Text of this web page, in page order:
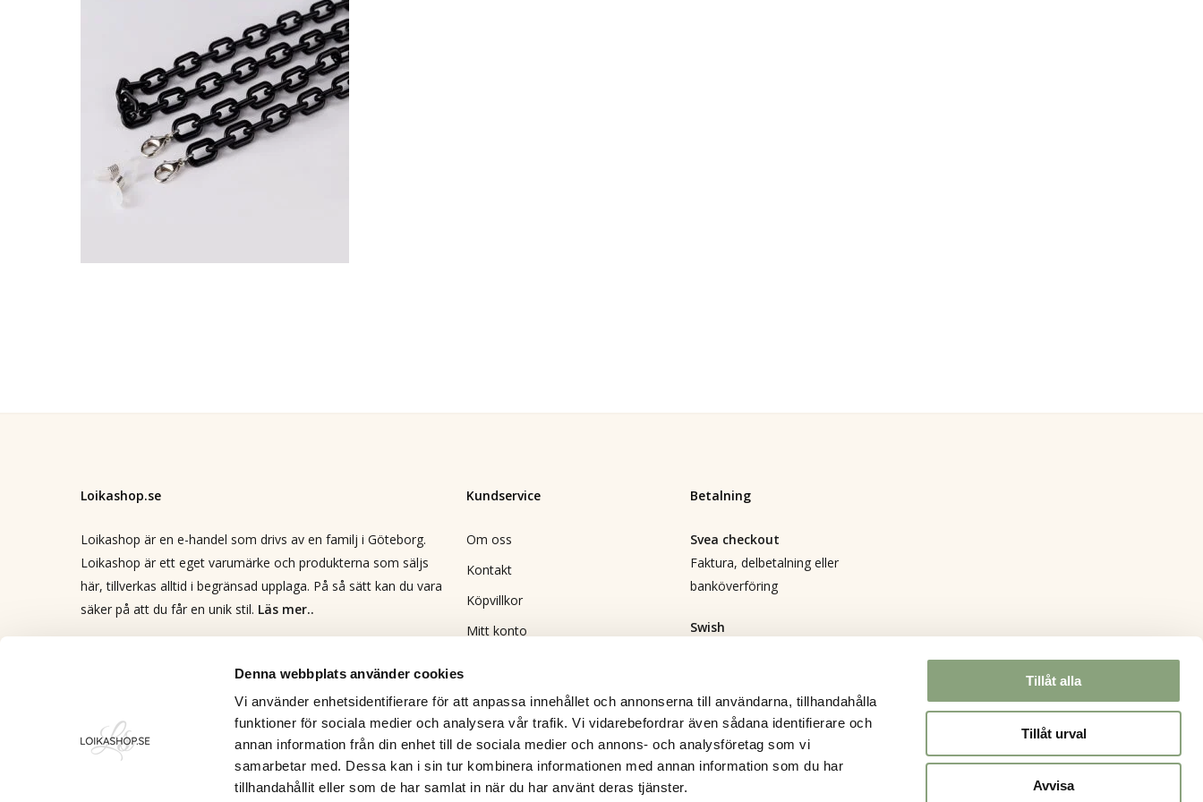
Denna webbplats använder cookies
Vi använder enhetsidentifierare för att anpassa innehållet och annonserna till användarna, tillhandahålla
funktioner för sociala medier och analysera vår trafik. Vi vidarebefordrar även sådana identifierare och
annan information från din enhet till de sociala medier och annons- och analysföretag som vi
samarbetar med. Dessa kan i sin tur kombinera informationen med annan information som du har
tillhandahållit eller som de har samlat in när du har använt deras tjänster.
Tillåt alla
Tillåt urval
Avvisa
Loikashop.se
Loikashop är en e-handel som drivs av en familj i Göteborg.
Loikashop är ett eget varumärke och produkterna som säljs
här, tillverkas alltid i begränsad upplaga. På så sätt kan du vara
säker på att du får en unik stil. Läs mer..
Facebook
Instagram
Kundservice
Om oss
Kontakt
Köpvillkor
Mitt konto
Bli återförsäljare
Integritetspolicy
Betalning
Svea checkout
Faktura, delbetalning eller
banköverföring
Swish
DHL